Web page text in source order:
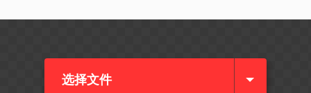
选择文件